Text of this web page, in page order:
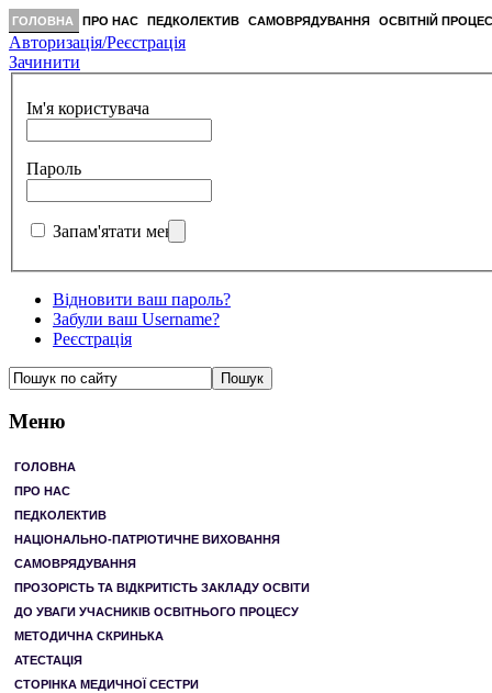
ГОЛОВНА ПРО НАС ПЕДКОЛЕКТИВ САМОВРЯДУВАННЯ ОСВІТНІЙ ПРОЦЕС
Авторизація/Реєстрація
Зачинити
Ім'я користувача
Пароль
Запам'ятати мене
Відновити ваш пароль?
Забули ваш Username?
Реєстрація
Меню
ГОЛОВНА
ПРО НАС
ПЕДКОЛЕКТИВ
НАЦІОНАЛЬНО-ПАТРІОТИЧНЕ ВИХОВАННЯ
САМОВРЯДУВАННЯ
ПРОЗОРІСТЬ ТА ВІДКРИТІСТЬ ЗАКЛАДУ ОСВІТИ
ДО УВАГИ УЧАСНИКІВ ОСВІТНЬОГО ПРОЦЕСУ
МЕТОДИЧНА СКРИНЬКА
АТЕСТАЦІЯ
СТОРІНКА МЕДИЧНОЇ СЕСТРИ